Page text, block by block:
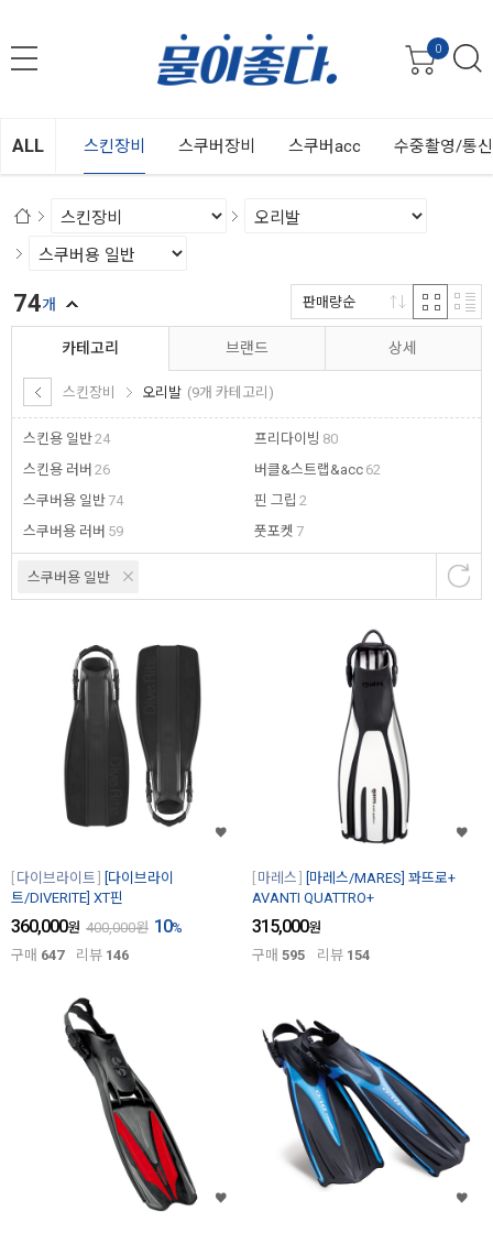
0
ALL 스킨장비 스쿠버장비 스쿠버acc 수중촬영/통
카테고리
스킨장비 오리발 (9개 카테고리)
스킨용 일반24
스킨용 러버 26
스쿠버용 일반 74
스쿠버용 러버 59
프리다이빙 80
버클&스트랩&acc 62
핀 그립 2
풋포켓 7
브랜드 상세
스쿠버용 일반
74개 판매량순
다이브라이트
[다이브라이
트/DIVERITE] XT핀
360,000원 400,000원 10%
구매 647 리뷰 146
마레스
[마레스/MARES] 꽈뜨로+
AVANTI QUATTRO+
315,000원
구매 595 리뷰 154